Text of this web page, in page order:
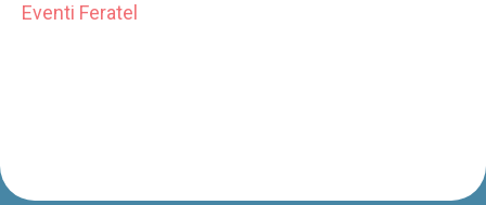
Eventi Feratel